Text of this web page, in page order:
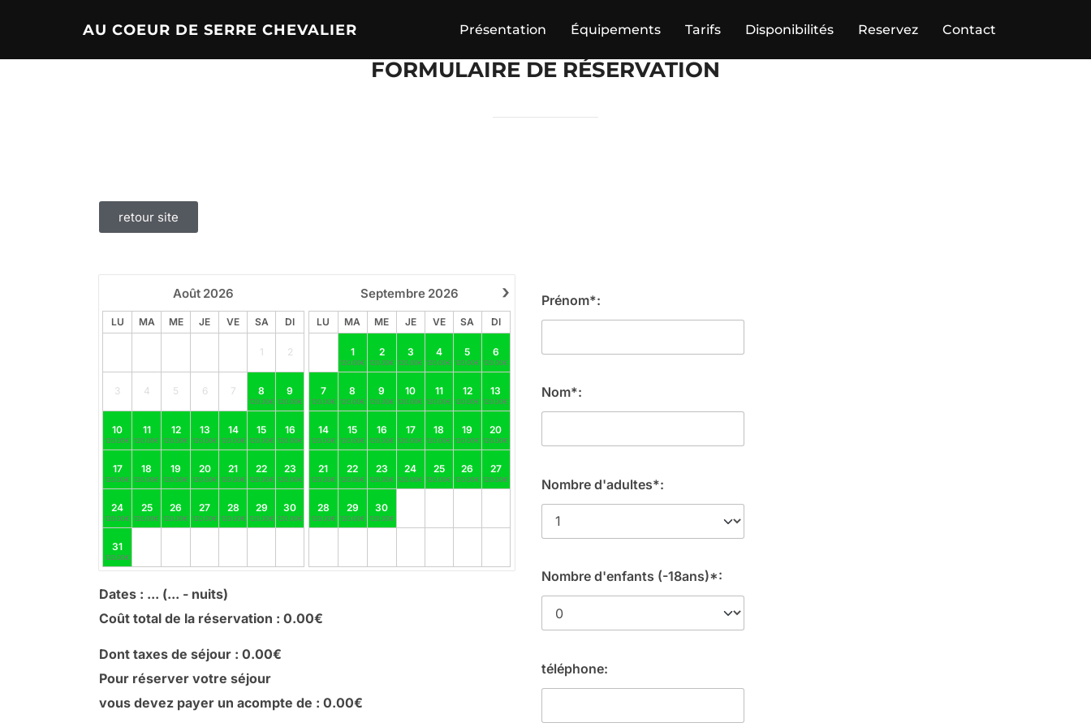
AU COEUR DE SERRE CHEVALIER Présentation Équipements Tarifs Disponibilités Reservez Contact
FORMULAIRE DE RÉSERVATION
retour site
›
Août 2026
LU MA ME JE VE SA DI
1 2
3 4 5 6 7 8
120.00€
9
120.00€
10
120.00€
11
120.00€
12
120.00€
13
120.00€
14
120.00€
15
120.00€
16
120.00€
17
120.00€
18
120.00€
19
120.00€
20
120.00€
21
120.00€
22
120.00€
23
120.00€
24
120.00€
25
120.00€
26
120.00€
27
120.00€
28
120.00€
29
120.00€
30
120.00€
31
120.00€
Septembre 2026
LU MA ME JE VE SA DI
1
120.00€
2
120.00€
3
120.00€
4
120.00€
5
120.00€
6
120.00€
7
120.00€
8
120.00€
9
120.00€
10
120.00€
11
120.00€
12
120.00€
13
120.00€
14
120.00€
15
120.00€
16
120.00€
17
120.00€
18
120.00€
19
120.00€
20
120.00€
21
120.00€
22
120.00€
23
120.00€
24
120.00€
25
120.00€
26
120.00€
27
120.00€
28
120.00€
29
120.00€
30
120.00€
Dates : ... (... - nuits)
Coût total de la réservation : 0.00€
Dont taxes de séjour : 0.00€
Pour réserver votre séjour
vous devez payer un acompte de : 0.00€
Prénom*:
Nom*:
Nombre d'adultes*:
Nombre d'enfants (-18ans)*:
téléphone: